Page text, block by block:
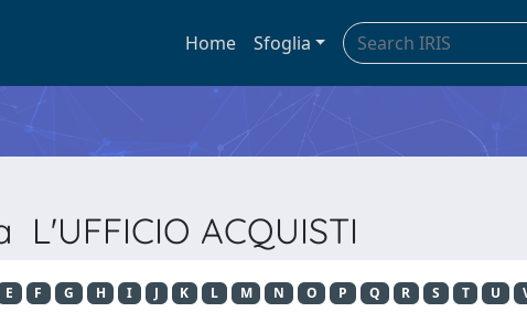
Home Sfoglia
ACQUISTI
E F G H I J K L M N O P Q R S T U